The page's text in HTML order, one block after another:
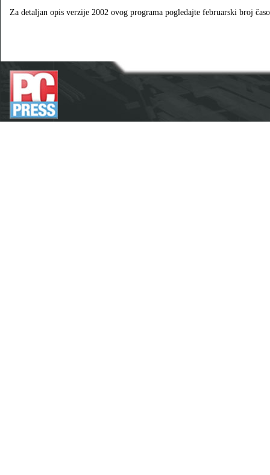
Za detaljan opis verzije 2002 ovog programa pogledajte februarski broj